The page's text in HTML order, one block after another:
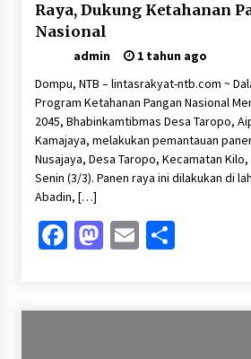
Raya, Dukung Ketahanan
Nasional
admin
1 tahun ago
Dompu, NTB – lintasrakyat-ntb.com ~
Program Ketahanan Pangan Nasional
2045, Bhabinkamtibmas Desa Taropo,
Kamajaya, melakukan pemantauan
Nusajaya, Desa Taropo, Kecamatan
Senin (3/3). Panen raya ini dilakukan di
Abadin, […]
Facebook
Mastodon
EmailShare